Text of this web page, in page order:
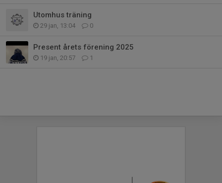
Utomhus träning
29 jan, 13:04 0
Present årets förening 2025
19 jan, 20:57 1